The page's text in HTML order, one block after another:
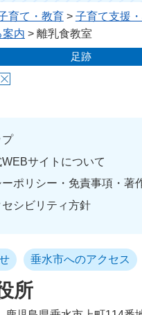
育て・教育> 子育て支援
案内 > 離乳食教室
足跡
プ
サイトについて
ポリシー・免責事項・著
シビリティ方針
所
垂水市へのアクセス